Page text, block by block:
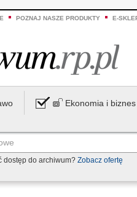
POZNAJ NASZE PRODUKTY E-
Ekonomia i biznes
dostęp do archiwum? Zobacz ofertę